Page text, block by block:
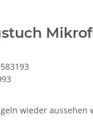
wieder aussehen